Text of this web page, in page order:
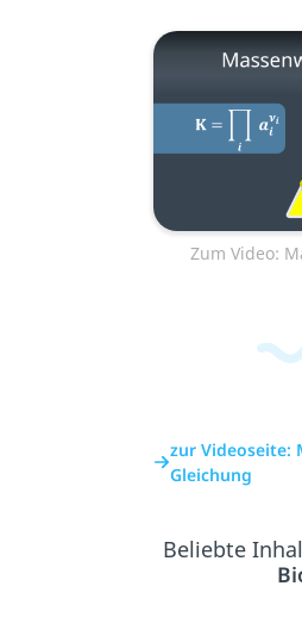
Zum Video:
zur Videoseite:
Gleichung
Beliebte